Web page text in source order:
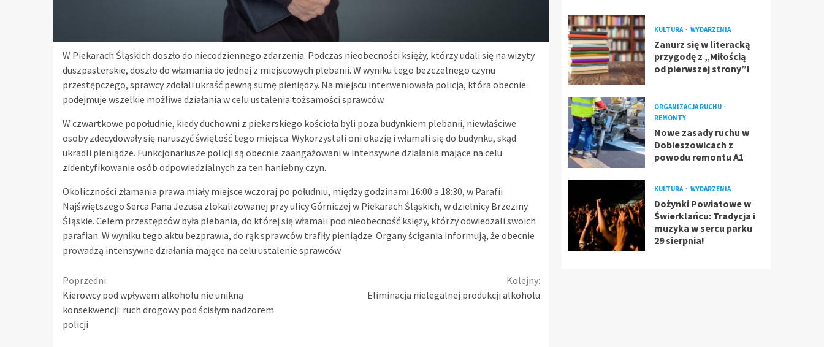
W Piekarach Śląskich doszło do niecodziennego zdarzenia. Podczas nieobecności księży, którzy udali się na wizyty
duszpasterskie, doszło do włamania do jednej z miejscowych plebanii. W wyniku tego bezczelnego czynu
przestępczego, sprawcy zdołali ukraść pewną sumę pieniędzy. Na miejscu interweniowała policja, która obecnie
podejmuje wszelkie możliwe działania w celu ustalenia tożsamości sprawców.
W czwartkowe popołudnie, kiedy duchowni z piekarskiego kościoła byli poza budynkiem plebanii, niewłaściwe
osoby zdecydowały się naruszyć świętość tego miejsca. Wykorzystali oni okazję i włamali się do budynku, skąd
ukradli pieniądze. Funkcjonariusze policji są obecnie zaangażowani w intensywne działania mające na celu
zidentyfikowanie osób odpowiedzialnych za ten haniebny czyn.
Okoliczności złamania prawa miały miejsce wczoraj po południu, między godzinami 16:00 a 18:30, w Parafii
Najświętszego Serca Pana Jezusa zlokalizowanej przy ulicy Górniczej w Piekarach Śląskich, w dzielnicy Brzeziny
Śląskie. Celem przestępców była plebania, do której się włamali pod nieobecność księży, którzy odwiedzali swoich
parafian. W wyniku tego aktu bezprawia, do rąk sprawców trafiły pieniądze. Organy ścigania informują, że obecnie
prowadzą intensywne działania mające na celu ustalenie sprawców.
Continue
Reading
Poprzedni:
Kierowcy pod wpływem alkoholu nie unikną
konsekwencji: ruch drogowy pod ścisłym nadzorem
policji
Kolejny:
Eliminacja nielegalnej produkcji alkoholu
KULTURA WYDARZENIA
Zanurz się w literacką
przygodę z „Miłością
od pierwszej strony”!
ORGANIZACJA RUCHU
REMONTY
Nowe zasady ruchu w
Dobieszowicach z
powodu remontu A1
KULTURA WYDARZENIA
Dożynki Powiatowe w
Świerklańcu: Tradycja i
muzyka w sercu parku
29 sierpnia!